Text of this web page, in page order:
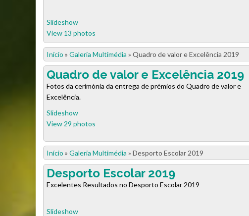
Slideshow
View 13 photos
Início » Galeria Multimédia » Quadro de valor e Excelência 2019
Quadro de valor e Excelência 2019
Fotos da cerimónia da entrega de prémios do Quadro de valor e
Excelência.
Slideshow
View 29 photos
Início » Galeria Multimédia » Desporto Escolar 2019
Desporto Escolar 2019
Excelentes Resultados no Desporto Escolar 2019
Slideshow